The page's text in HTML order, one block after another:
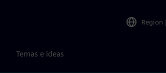
Region |
Temas e ideas